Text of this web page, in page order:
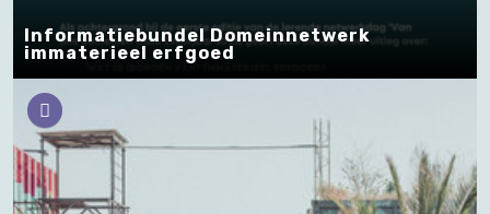
Informatiebundel Domeinnetwerk
immaterieel erfgoed